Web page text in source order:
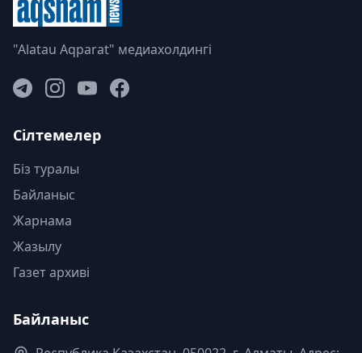
"Alatau Aqparat" медиахолдингі
Сілтемелер
Біз туралы
Байланыс
Жарнама
Жазылу
Газет архиві
Байланыс